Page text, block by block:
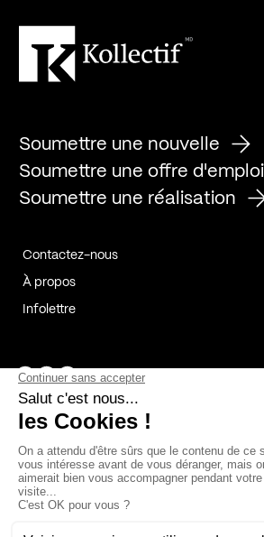
Soumettre une nouvelle
Soumettre une offre d'emploi
Soumettre une réalisation
Contactez-nous
À propos
Infolettre
Page Facebook de Kollectif
Page Instagram de Kollectif
Page Linkedin de Kollectif
Bâtiment-Durable-Québec-1
Esquisses-1